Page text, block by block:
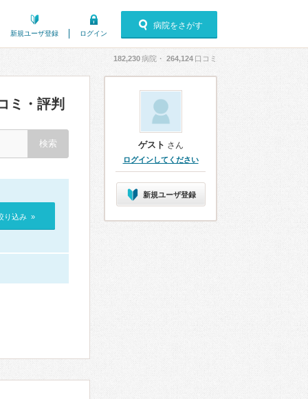
新規ユーザ登録 ログイン
病院をさがす
182,230病院・ 264,124 口コミ
ミ・評判
り込み »
ゲスト さん
ログインしてください
新規ユーザ登録